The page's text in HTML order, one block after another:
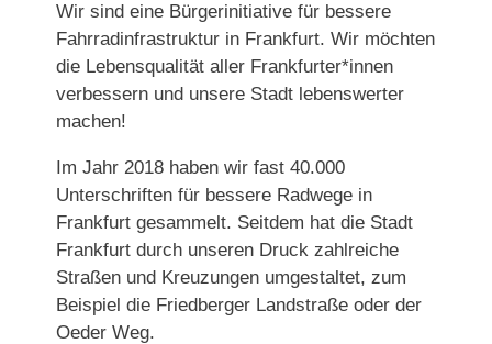
Wir sind eine Bürgerinitiative für bessere
Fahrradinfrastruktur in Frankfurt. Wir möchten
die Lebensqualität aller Frankfurter*innen
verbessern und unsere Stadt lebenswerter
machen!
Im Jahr 2018 haben wir fast 40.000
Unterschriften für bessere Radwege in
Frankfurt gesammelt. Seitdem hat die Stadt
Frankfurt durch unseren Druck zahlreiche
Straßen und Kreuzungen umgestaltet, zum
Beispiel die Friedberger Landstraße oder der
Oeder Weg.